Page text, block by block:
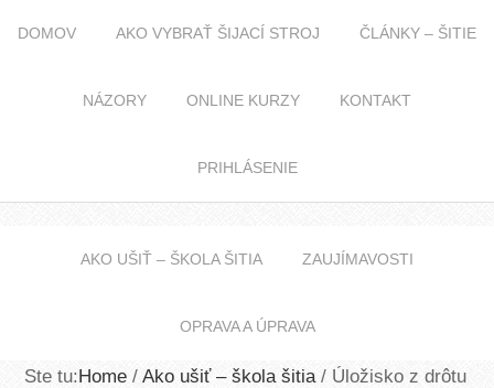
DOMOV AKO VYBRAŤ ŠIJACÍ STROJ ČLÁNKY – ŠITIE
NÁZORY ONLINE KURZY KONTAKT
PRIHLÁSENIE
KURZY ŠITIA
AKO UŠIŤ – ŠKOLA ŠITIA ZAUJÍMAVOSTI
OPRAVA A ÚPRAVA
Ste tu:Home / Ako ušiť – škola šitia / Úložisko z drôtu